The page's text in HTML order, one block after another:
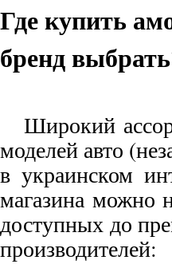
Где купить
бренд
Широкий
моделей авто
в украинском
магазина
доступных до
производителей: